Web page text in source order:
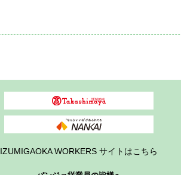
IZUMIGAOKA WORKERS サイトはこちら